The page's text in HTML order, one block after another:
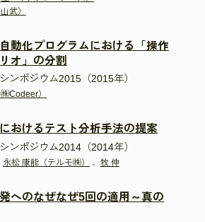
武）
動化プログラムにおける「操作
オ」の分割
ンポジウム2015（2015年）
Codeer）
おけるテスト分析手法の提案
ンポジウム2014（2014年）
永松 康能（テルモ㈱） 、 牧 伸
へのなぜなぜ5回の適用～真の